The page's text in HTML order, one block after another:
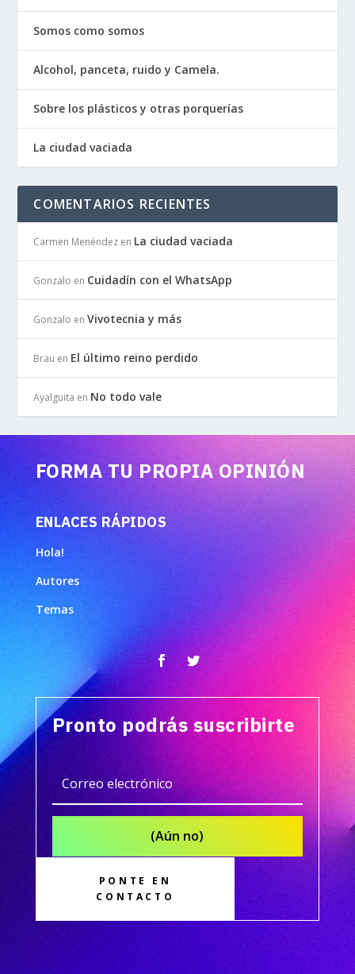
Somos como somos
Alcohol, panceta, ruido y Camela.
Sobre los plásticos y otras porquerías
La ciudad vaciada
COMENTARIOS RECIENTES
Carmen Menéndez en La ciudad vaciada
Gonzalo en Cuidadín con el WhatsApp
Gonzalo enVivotecnia y más
Brau en El último reino perdido
Ayalguita en No todo vale
FORMA TU PROPIA OPINIÓN
ENLACES RÁPIDOS
Hola!
Autores
Temas
Pronto podrás suscribirte
(Aún no)
PONTE EN
CONTACTO